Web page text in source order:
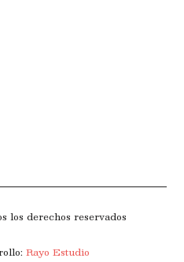
los derechos reservados
Rayo Estudio